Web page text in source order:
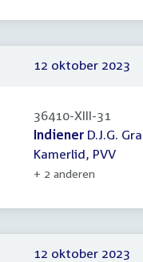
12 oktober 2023
36410-XIII-31
IndienerD.J.G.
Kamerlid, PVV
+ 2 anderen
12 oktober 2023